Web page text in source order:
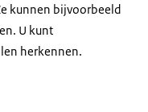
kunnen bijvoorbeeld
U kunt
herkennen.